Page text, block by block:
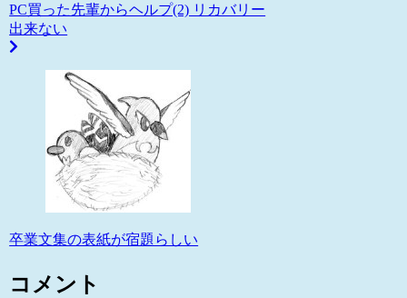
PC買った先輩からヘルプ(2) リカバリー
出来ない
卒業文集の表紙が宿題らしい
コメント